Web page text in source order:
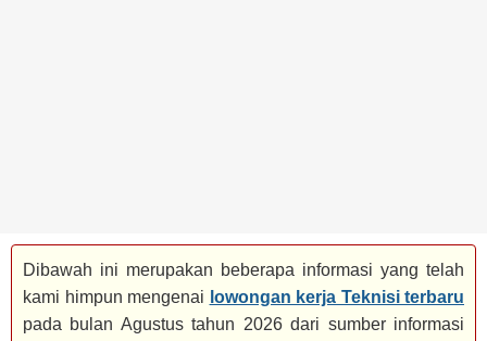
Dibawah ini merupakan beberapa informasi yang telah
kami himpun mengenai lowongan kerja Teknisi terbaru
pada bulan Agustus tahun 2026 dari sumber informasi